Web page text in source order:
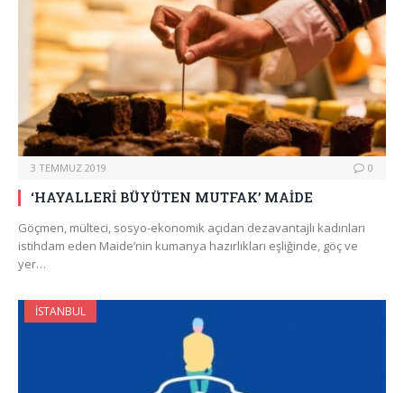
3 TEMMUZ 2019 0
‘HAYALLERİ BÜYÜTEN MUTFAK’ MAİDE
Göçmen, mülteci, sosyo-ekonomik açıdan dezavantajlı kadınları
istihdam eden Maide’nin kumanya hazırlıkları eşliğinde, göç ve
yer…
İSTANBUL